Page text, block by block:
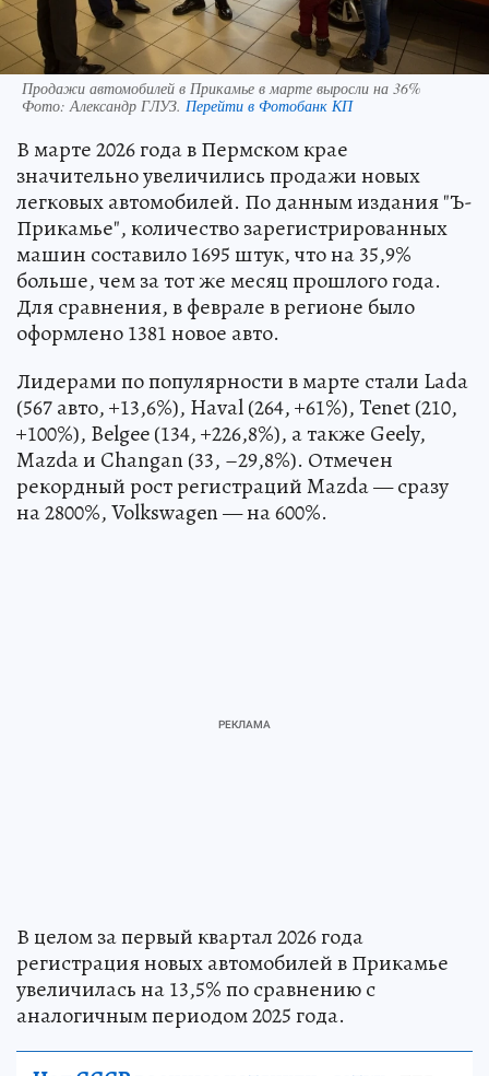
Продажи автомобилей в Прикамье в марте выросли на 36%
Фото:Александр ГЛУЗ. Перейти в Фотобанк КП
В марте 2026 года в Пермском крае
значительно увеличились продажи новых
легковых автомобилей. По данным издания "Ъ-
Прикамье", количество зарегистрированных
машин составило 1695 штук, что на 35,9%
больше, чем за тот же месяц прошлого года.
Для сравнения, в феврале в регионе было
оформлено 1381 новое авто.
Лидерами по популярности в марте стали Lada
(567 авто, +13,6%), Haval (264, +61%), Tenet (210,
+100%), Belgee (134, +226,8%), а также Geely,
Mazda и Changan (33, –29,8%). Отмечен
рекордный рост регистраций Mazda — сразу
на 2800%, Volkswagen — на 600%.
В целом за первый квартал 2026 года
регистрация новых автомобилей в Прикамье
увеличилась на 13,5% по сравнению с
аналогичным периодом 2025 года.